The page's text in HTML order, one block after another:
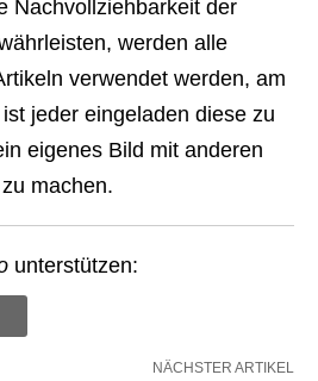
Nachvollziehbarkeit der
werden alle
verwendet werden, am
jeder eingeladen diese zu
eigenes Bild mit anderen
machen.
unterstützen:
NÄCHSTER ARTIKEL